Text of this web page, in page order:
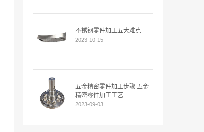
不锈钢零件加工五大难点
2023-10-15
五金精密零件加工步骤 五金
精密零件加工工艺
2023-09-03